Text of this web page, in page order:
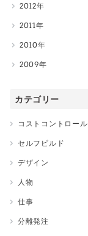
2012
2011
2010
2009
カテゴリー
コストコントロール
セルフビルド
デザイン
人物
仕事
分離発注